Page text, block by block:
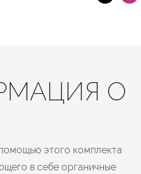
О
этого комплекта
в себе органичные